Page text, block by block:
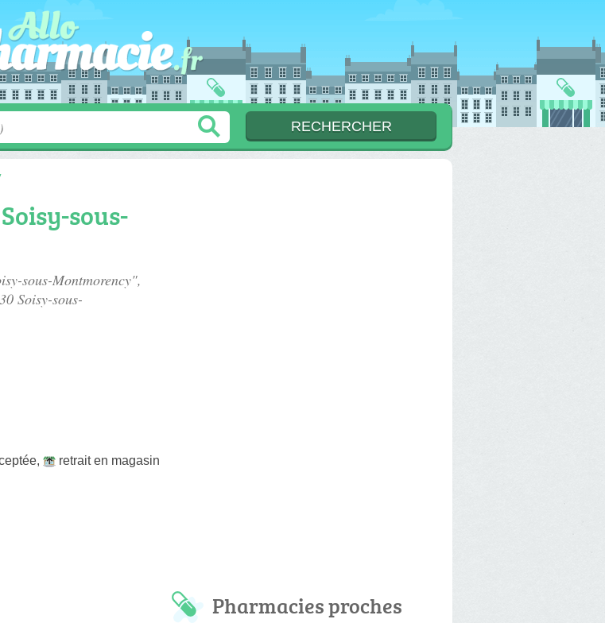
sous-
sous-Montmorency",
Soisy-sous-
,
retrait en magasin
Pharmacies proches